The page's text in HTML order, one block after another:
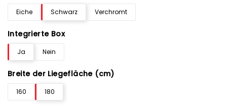
Eiche Schwarz Verchromt
Integrierte Box
Ja Nein
Breite der Liegefläche (cm)
160 180